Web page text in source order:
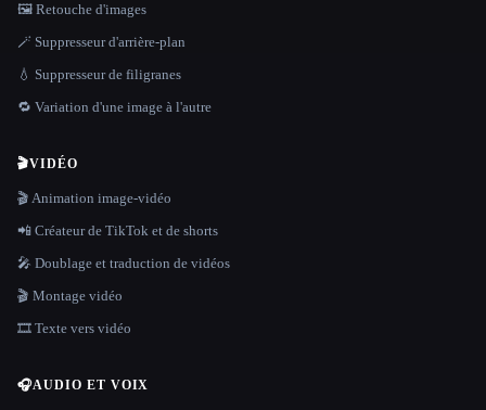
🖼️ Retouche d'images
🪄 Suppresseur d'arrière-plan
💧 Suppresseur de filigranes
🔁 Variation d'une image à l'autre
🎬VIDÉO
🎬 Animation image-vidéo
📲 Créateur de TikTok et de shorts
🎤 Doublage et traduction de vidéos
🎬 Montage vidéo
🎞️ Texte vers vidéo
🎧AUDIO ET VOIX